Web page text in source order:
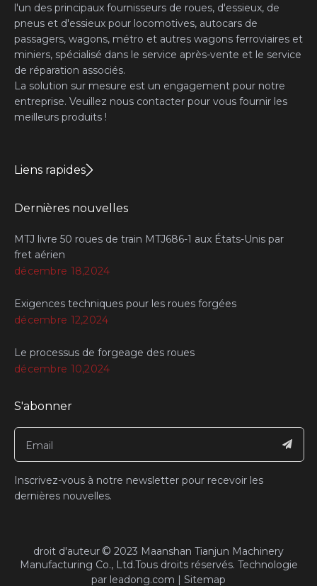
l'un des principaux fournisseurs de roues, d'essieux, de
pneus et d'essieux pour locomotives, autocars de
passagers, wagons, métro et autres wagons ferroviaires et
miniers, spécialisé dans le service après-vente et le service
de réparation associés.
La solution sur mesure est un engagement pour notre
entreprise. Veuillez nous contacter pour vous fournir les
meilleurs produits !
Liens rapides
Dernières nouvelles
MTJ livre 50 roues de train MTJ686-1 aux États-Unis par
fret aérien
décembre 18,2024
Exigences techniques pour les roues forgées
décembre 12,2024
Le processus de forgeage des roues
décembre 10,2024
S'abonner
Inscrivez-vous à notre newsletter pour recevoir les
dernières nouvelles.
​droit d'auteur© 2023 Maanshan Tianjun Machinery
Manufacturing Co., Ltd.Tous droits réservés.​​​​​​​ Technologie
par leadong.com | Sitemap